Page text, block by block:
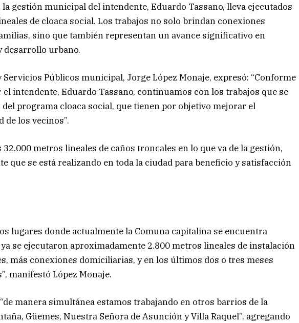
la gestión municipal del intendente, Eduardo Tassano, lleva ejecutados
de cloaca social. Los trabajos no solo brindan conexiones
sino que también representan un avance significativo en
desarrollo urbano.
Públicos municipal, Jorge López Monaje, expresó: “Conforme
intendente, Eduardo Tassano, continuamos con los trabajos que se
programa cloaca social, que tienen por objetivo mejorar el
de los vecinos”.
metros lineales de caños troncales en lo que va de la gestión,
que se está realizando en toda la ciudad para beneficio y satisfacción
lugares donde actualmente la Comuna capitalina se encuentra
se ejecutaron aproximadamente 2.800 metros lineales de instalación
más conexiones domiciliarias, y en los últimos dos o tres meses
manifestó López Monaje.
manera simultánea estamos trabajando en otros barrios de la
Güemes, Nuestra Señora de Asunción y Villa Raquel”, agregando